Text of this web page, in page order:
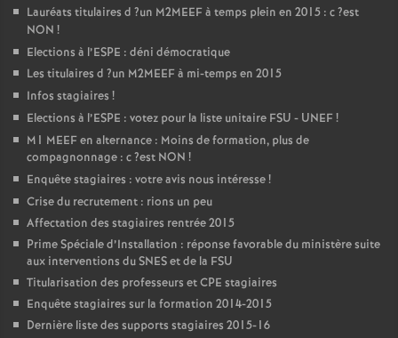
Lauréats titulaires d ?un M2MEEFà temps plein en 2015 : c?est
NON !
Elections à l’ESPE : déni démocratique
Les titulaires d ?un M2MEEFà mi-temps en 2015
Infos stagiaires !
Elections à l’ESPE : votez pour la liste unitaire FSU - UNEF!
M1 MEEFen alternance : Moins de formation, plus de
compagnonnage : c?est NON !
Enquête stagiaires : votre avis nous intéresse!
Crise du recrutement : rions un peu
Affectation des stagiaires rentrée 2015
Prime Spéciale d’Installation : réponse favorable du ministère suite
aux interventions duSNESet de la FSU
Titularisation des professeurs etCPE stagiaires
Enquête stagiaires sur la formation 2014-2015
Dernière liste des supports stagiaires 2015-16